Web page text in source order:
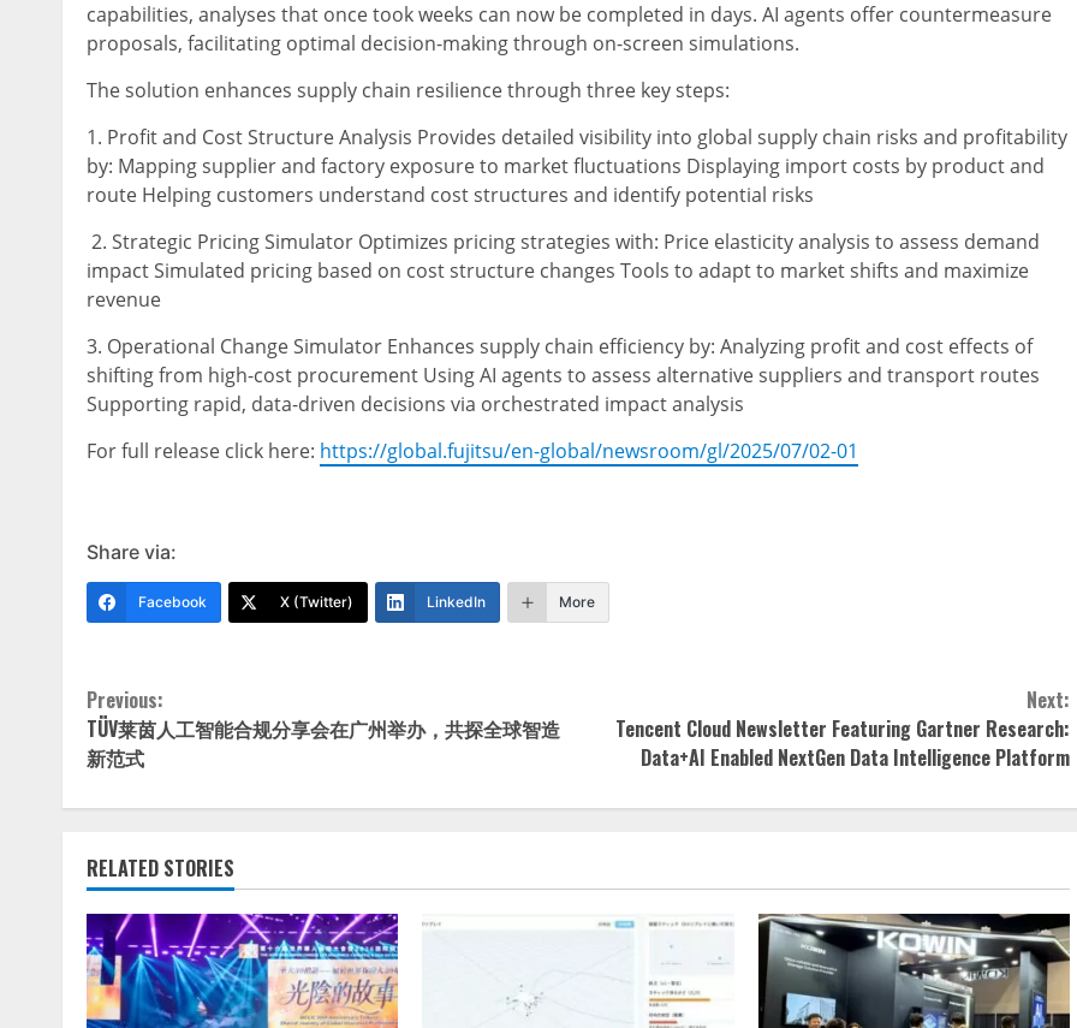
capabilities, analyses that once took weeks can now be completed in days. AI agents offer countermeasure
proposals, facilitating optimal decision-making through on-screen simulations.
The solution enhances supply chain resilience through three key steps:
1. Profit and Cost Structure Analysis Provides detailed visibility into global supply chain risks and profitability
by: Mapping supplier and factory exposure to market fluctuations Displaying import costs by product and
route Helping customers understand cost structures and identify potential risks
2. Strategic Pricing Simulator Optimizes pricing strategies with: Price elasticity analysis to assess demand
impact Simulated pricing based on cost structure changes Tools to adapt to market shifts and maximize
revenue
3. Operational Change Simulator Enhances supply chain efficiency by: Analyzing profit and cost effects of
shifting from high-cost procurement Using AI agents to assess alternative suppliers and transport routes
Supporting rapid, data-driven decisions via orchestrated impact analysis
For full release click here: https://global.fujitsu/en-global/newsroom/gl/2025/07/02-01
Share via:
Facebook X (Twitter) LinkedIn More
Continue
Reading
Previous:
TÜV莱茵人工智能合规分享会在广州举办，共探全球智造
新范式
Next:
Tencent Cloud Newsletter Featuring Gartner Research:
Data+AI Enabled NextGen Data Intelligence Platform
RELATED STORIES